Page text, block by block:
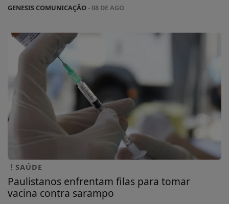
GENESIS COMUNICAÇÃO- 08 DE AGO
SAÚDE
Paulistanos enfrentam filas para tomar
vacina contra sarampo